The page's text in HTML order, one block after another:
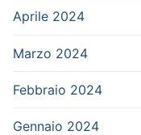
Aprile 2024
Marzo 2024
Febbraio 2024
Gennaio 2024